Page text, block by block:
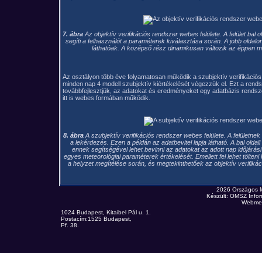
7. ábraAz objektív verifikációs rendszer webes felülete. A felület bal
segíti a felhasználót a paraméterek kiválasztása során. A jobb
láthatóak. A középső rész dinamikusan változik az éppen
Az osztályon több éve folyamatosan működik a szubjektív
minden nap 4 modell szubjektív kiértékelését végezzük el. Ezt a
továbbfejlesztjük, az adatokat és eredményeket egy adatbázis
itt is webes formában működik.
8. ábraA szubjektív verifikációs rendszer webes felülete. A
a lekérdezés. Ezen a példán az adatbevitel lapja látható. A bal
ennek segítségével lehet bevinni az adatokat az adott nap
egyes meteorológiai paraméterek értékelését. Emellett fel lehet
a helyzet megítélése során, és megtekinthetőek az objektív
2026
Készült: OMSZ
1024 Budapest, Kitaibel Pál u. 1.
Postacím:1525 Budapest,
Pf. 38.